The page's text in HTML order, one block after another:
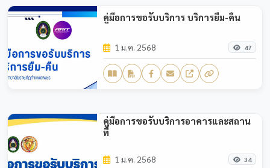
คู่มือการขอรับบริการ บริการยืม-คืน
1 ม.ค. 2568 47
คู่มือการขอรับบริการอาคารและสถาน
ที่
1 ม.ค. 2568 34